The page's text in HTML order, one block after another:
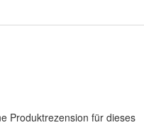
Produktrezension für dieses